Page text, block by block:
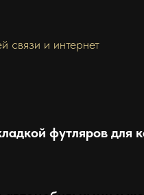
связи и интернет
футляров